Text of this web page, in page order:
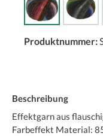
Produktnummer:
Beschreibung
Effektgarn aus
Farbeffekt Material: